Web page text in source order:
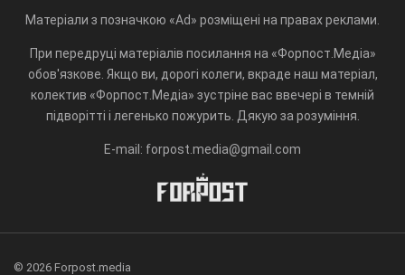
Матеріали з позначкою «Ad» розміщені на правах реклами.
При передруці матеріалів посилання на «Форпост.Медіа»
обов'язкове. Якщо ви, дорогі колеги, вкраде наш матеріал,
колектив «Форпост.Медіа» зустріне вас ввечері в темній
підворітті і легенько пожурить. Дякую за розуміння.
E-mail: forpost.media@gmail.com
© 2026 Forpost.media